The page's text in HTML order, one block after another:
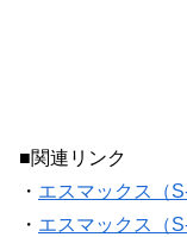
■関連リンク
・ エスマックス（
・ エスマックス（